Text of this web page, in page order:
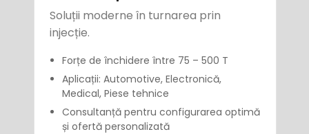
Soluții moderne în turnarea prin
injecție.
Forțe de închidere între 75 – 500 T
Aplicații: Automotive, Electronică,
Medical, Piese tehnice
Consultanță pentru configurarea optimă
și ofertă personalizată